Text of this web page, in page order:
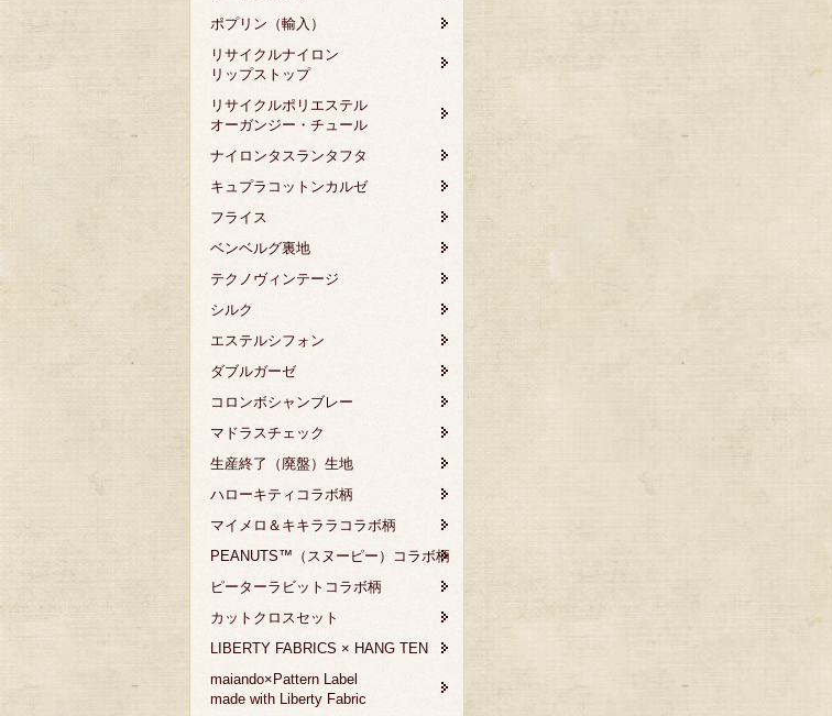
ポプリン（輸入）
リサイクルナイロン
リップストップ
リサイクルポリエステル
オーガンジー・チュール
ナイロンタスランタフタ
キュプラコットンカルゼ
フライス
ベンベルグ裏地
テクノヴィンテージ
シルク
エステルシフォン
ダブルガーゼ
コロンボシャンブレー
マドラスチェック
生産終了（廃盤）生地
ハローキティコラボ柄
マイメロ＆キキララコラボ柄
PEANUTS™（スヌーピー）コラボ柄
ピーターラビットコラボ柄
カットクロスセット
LIBERTY FABRICS × HANG TEN
maiando×Pattern Label
made with Liberty Fabric